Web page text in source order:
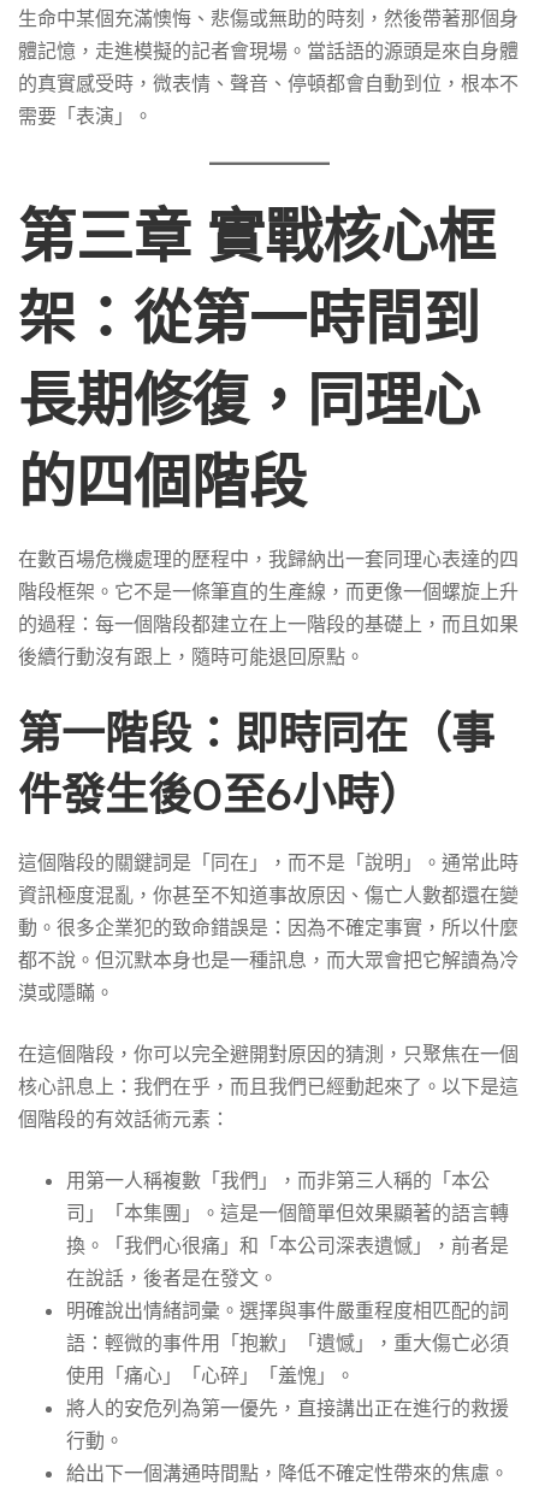
生命中某個充滿懊悔、悲傷或無助的時刻，然後帶著那個身
體記憶，走進模擬的記者會現場。當話語的源頭是來自身體
的真實感受時，微表情、聲音、停頓都會自動到位，根本不
需要「表演」。
第三章 實戰核心框
架：從第一時間到
長期修復，同理心
的四個階段
在數百場危機處理的歷程中，我歸納出一套同理心表達的四
階段框架。它不是一條筆直的生產線，而更像一個螺旋上升
的過程：每一個階段都建立在上一階段的基礎上，而且如果
後續行動沒有跟上，隨時可能退回原點。
第一階段：即時同在（事
件發生後0至6小時）
這個階段的關鍵詞是「同在」，而不是「說明」。通常此時
資訊極度混亂，你甚至不知道事故原因、傷亡人數都還在變
動。很多企業犯的致命錯誤是：因為不確定事實，所以什麼
都不說。但沉默本身也是一種訊息，而大眾會把它解讀為冷
漠或隱瞞。
在這個階段，你可以完全避開對原因的猜測，只聚焦在一個
核心訊息上：我們在乎，而且我們已經動起來了。以下是這
個階段的有效話術元素：
用第一人稱複數「我們」，而非第三人稱的「本公
司」「本集團」。這是一個簡單但效果顯著的語言轉
換。「我們心很痛」和「本公司深表遺憾」，前者是
在說話，後者是在發文。
明確說出情緒詞彙。選擇與事件嚴重程度相匹配的詞
語：輕微的事件用「抱歉」「遺憾」，重大傷亡必須
使用「痛心」「心碎」「羞愧」。
將人的安危列為第一優先，直接講出正在進行的救援
行動。
給出下一個溝通時間點，降低不確定性帶來的焦慮。